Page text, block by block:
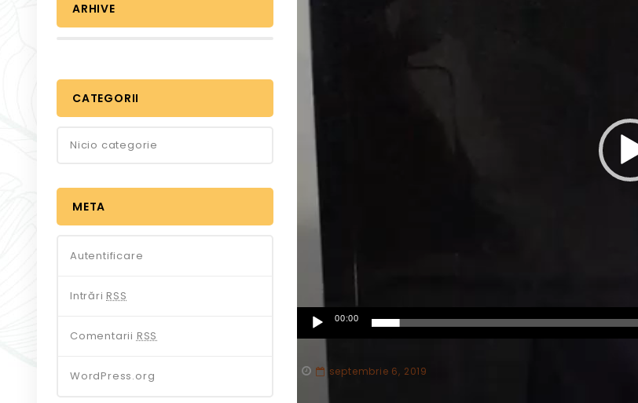
00:00
septembrie 6, 2019
ARHIVE
CATEGORII
Nicio categorie
META
Autentificare
Intrări RSS
Comentarii RSS
WordPress.org